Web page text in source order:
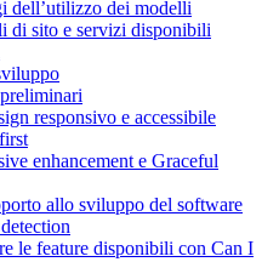
dell’utilizzo dei modelli
di sito e servizi disponibili
responsivo e accessibile
enhancement e Graceful
allo sviluppo del software
le feature disponibili con Can I